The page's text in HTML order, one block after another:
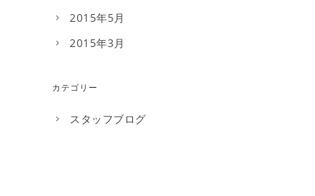
2015年5月
2015年3月
カテゴリー
スタッフブログ